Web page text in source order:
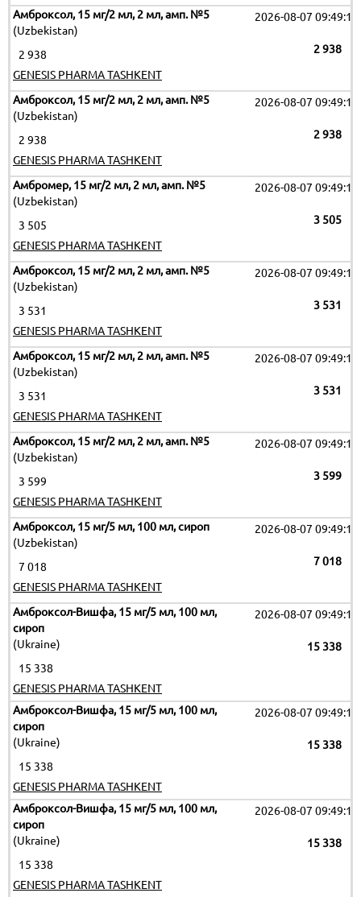
Амброксол, 15 мг/2 мл, 2 мл, амп. №5
(Uzbekistan)
2026-08-07 09:49:17
2 938
2 938
GENESIS PHARMA TASHKENT
Амброксол, 15 мг/2 мл, 2 мл, амп. №5
(Uzbekistan)
2026-08-07 09:49:17
2 938
2 938
GENESIS PHARMA TASHKENT
Амбромер, 15 мг/2 мл, 2 мл, амп. №5
(Uzbekistan)
2026-08-07 09:49:17
3 505
3 505
GENESIS PHARMA TASHKENT
Амброксол, 15 мг/2 мл, 2 мл, амп. №5
(Uzbekistan)
2026-08-07 09:49:17
3 531
3 531
GENESIS PHARMA TASHKENT
Амброксол, 15 мг/2 мл, 2 мл, амп. №5
(Uzbekistan)
2026-08-07 09:49:17
3 531
3 531
GENESIS PHARMA TASHKENT
Амброксол, 15 мг/2 мл, 2 мл, амп. №5
(Uzbekistan)
2026-08-07 09:49:17
3 599
3 599
GENESIS PHARMA TASHKENT
Амброксол, 15 мг/5 мл, 100 мл, сироп
(Uzbekistan)
2026-08-07 09:49:17
7 018
7 018
GENESIS PHARMA TASHKENT
Амброксол-Вишфа, 15 мг/5 мл, 100 мл,
сироп
(Ukraine)
2026-08-07 09:49:17
15 338
15 338
GENESIS PHARMA TASHKENT
Амброксол-Вишфа, 15 мг/5 мл, 100 мл,
сироп
(Ukraine)
2026-08-07 09:49:17
15 338
15 338
GENESIS PHARMA TASHKENT
Амброксол-Вишфа, 15 мг/5 мл, 100 мл,
сироп
(Ukraine)
2026-08-07 09:49:17
15 338
15 338
GENESIS PHARMA TASHKENT